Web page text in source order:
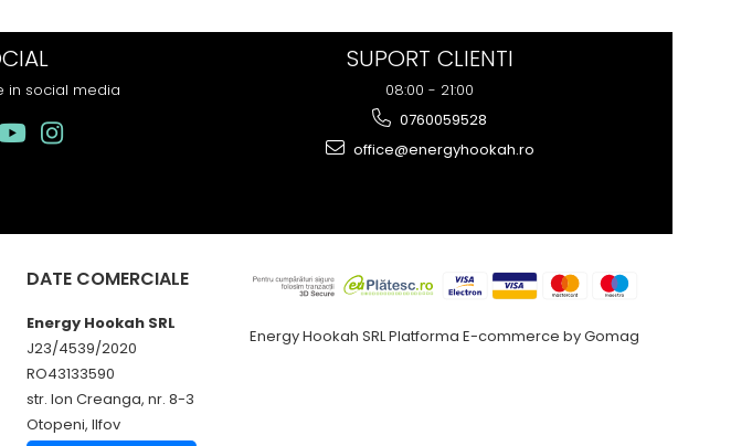
fără să fie copleșitor. Reco...
in social media
SUPORT CLIENTI
08:00 - 21:00
0760059528
office@energyhookah.ro
DATE COMERCIALE
Energy Hookah SRL
J23/4539/2020
RO43133590
str. Ion Creanga, nr. 8-3
Otopeni, Ilfov
Energy Hookah SRLPlatforma E-commerce by Gomag